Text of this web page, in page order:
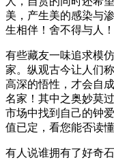
美，产生美的感染与
生相伴！舍不得与人！
有些藏友一味追求模
家。纵观古今让人们
高深的悟性，才会自
名家！其中之奥妙莫
市场中找到自己的钟
值已定，看您能否读
有人说谁拥有了好奇